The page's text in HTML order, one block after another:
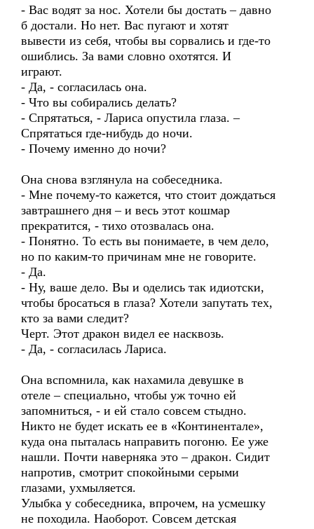
- Вас водят за нос. Хотели бы достать – давно
б достали. Но нет. Вас пугают и хотят
вывести из себя, чтобы вы сорвались и где-то
ошиблись. За вами словно охотятся. И
играют.
- Да, - согласилась она.
- Что вы собирались делать?
- Спрятаться, - Лариса опустила глаза. –
Спрятаться где-нибудь до ночи.
- Почему именно до ночи?
Она снова взглянула на собеседника.
- Мне почему-то кажется, что стоит дождаться
завтрашнего дня – и весь этот кошмар
прекратится, - тихо отозвалась она.
- Понятно. То есть вы понимаете, в чем дело,
но по каким-то причинам мне не говорите.
- Да.
- Ну, ваше дело. Вы и оделись так идиотски,
чтобы бросаться в глаза? Хотели запутать тех,
кто за вами следит?
Черт. Этот дракон видел ее насквозь.
- Да, - согласилась Лариса.
Она вспомнила, как нахамила девушке в
отеле – специально, чтобы уж точно ей
запомниться, - и ей стало совсем стыдно.
Никто не будет искать ее в «Континентале»,
куда она пыталась направить погоню. Ее уже
нашли. Почти наверняка это – дракон. Сидит
напротив, смотрит спокойными серыми
глазами, ухмыляется.
Улыбка у собеседника, впрочем, на усмешку
не походила. Наоборот. Совсем детская